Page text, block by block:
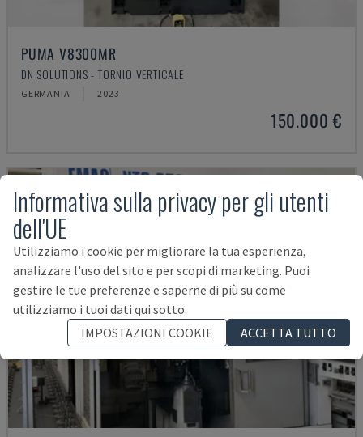
PUMA V8300MR
DN SOLUTIONS - TORNIO VERTICALE
GERMANIA 2023
150.000 €
Informativa sulla privacy per gli utenti
dell'UE
Utilizziamo i cookie per migliorare la tua esperienza,
analizzare l'uso del sito e per scopi di marketing. Puoi
gestire le tue preferenze e saperne di più su come
utilizziamo i tuoi dati qui sotto.
IMPOSTAZIONI COOKIE
ACCETTA TUTTO